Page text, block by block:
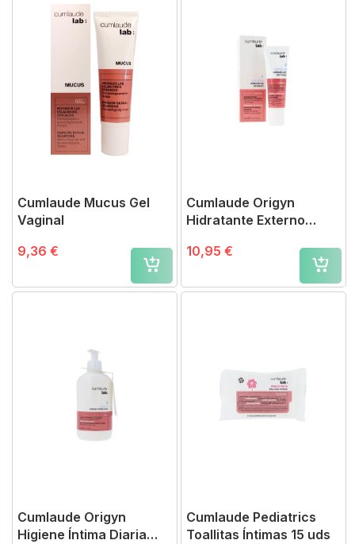
Cumlaude Mucus Gel
Vaginal
9,36 €
Cumlaude Origyn
Hidratante Externo
10,95 €
Cumlaude Origyn
Higiene Íntima Diaria
Cumlaude Pediatrics
Toallitas Íntimas 15 uds